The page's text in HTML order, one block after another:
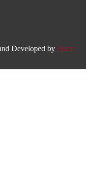
Developed by Harm